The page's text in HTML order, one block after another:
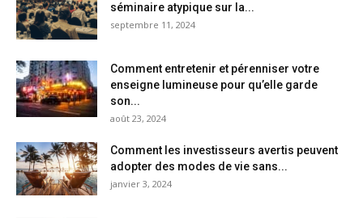
séminaire atypique sur la...
septembre 11, 2024
Comment entretenir et pérenniser votre
enseigne lumineuse pour qu’elle garde
son...
août 23, 2024
Comment les investisseurs avertis peuvent
adopter des modes de vie sans...
janvier 3, 2024